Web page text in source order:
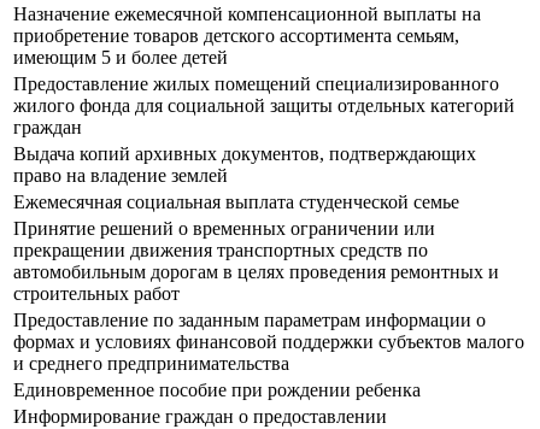
Назначение ежемесячной компенсационной выплаты на
приобретение товаров детского ассортимента семьям,
имеющим 5 и более детей
Предоставление жилых помещений специализированного
жилого фонда для социальной защиты отдельных категорий
граждан
Выдача копий архивных документов, подтверждающих
право на владение землей
Ежемесячная социальная выплата студенческой семье
Принятие решений о временных ограничении или
прекращении движения транспортных средств по
автомобильным дорогам в целях проведения ремонтных и
строительных работ
Предоставление по заданным параметрам информации о
формах и условиях финансовой поддержки субъектов малого
и среднего предпринимательства
Единовременное пособие при рождении ребенка
Информирование граждан о предоставлении